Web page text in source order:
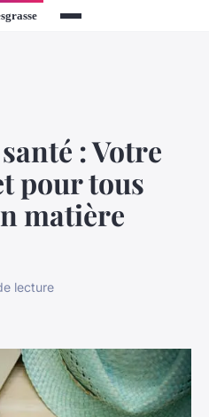
: Votre
pour tous
matière
lecture